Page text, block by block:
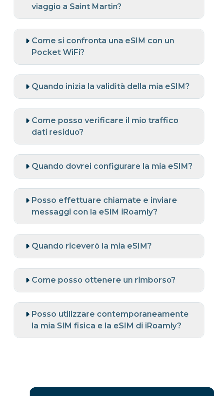
viaggio a Saint Martin?
Come si confronta una eSIM con un
Pocket WiFi?
Quando inizia la validità della mia eSIM?
Come posso verificare il mio traffico
dati residuo?
Quando dovrei configurare la mia eSIM?
Posso effettuare chiamate e inviare
messaggi con la eSIM iRoamly?
Quando riceverò la mia eSIM?
Come posso ottenere un rimborso?
Posso utilizzare contemporaneamente
la mia SIM fisica e la eSIM di iRoamly?